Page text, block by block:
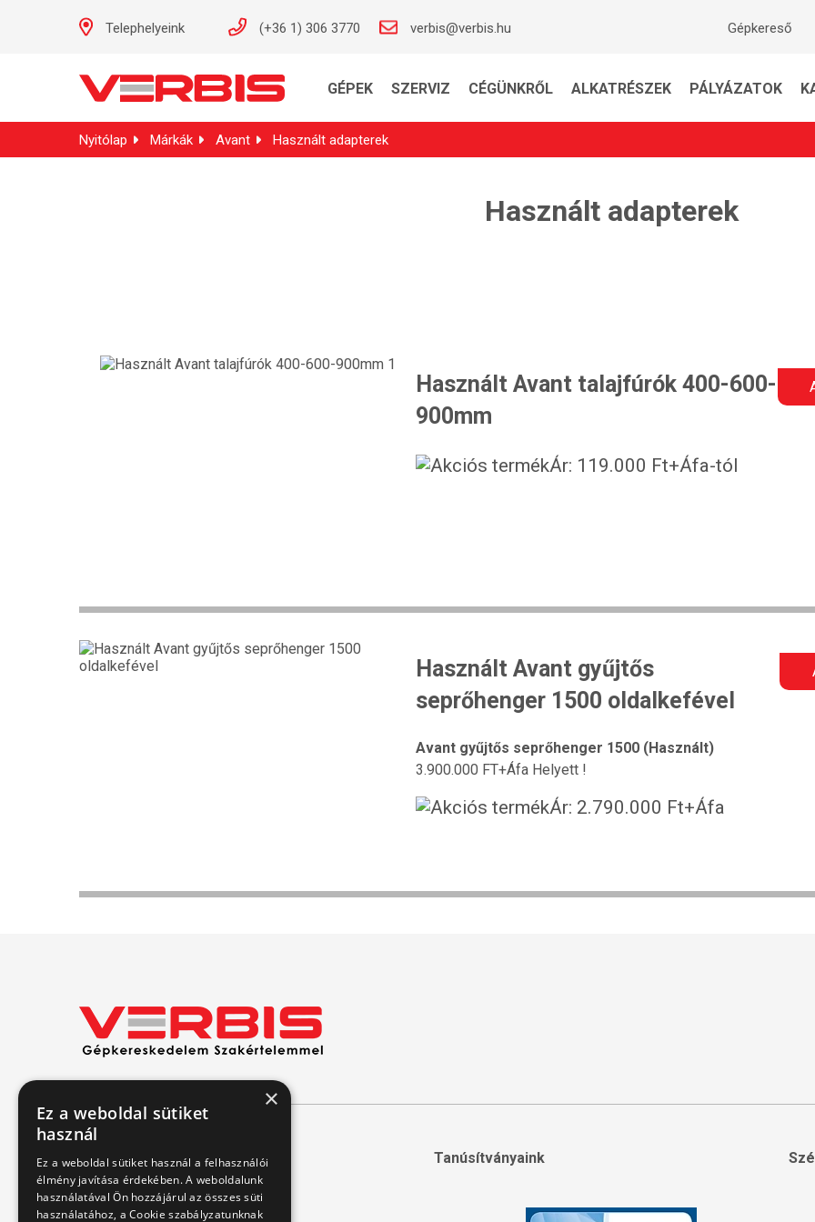
Telephelyeink (+36 1) 306 3770 verbis@verbis.hu Gépkereső
GÉPEK SZERVIZ CÉGÜNKRŐL ALKATRÉSZEK PÁLYÁZATOK
Nyitólap Márkák Avant Használt adapterek
Használt adapterek
Használt Avant talajfúrók 400-600-
900mm
Ár: 119.000 Ft+Áfa-tól
Használt Avant gyűjtős
seprőhenger 1500 oldalkefével
Avant gyűjtős seprőhenger 1500 (Használt)
3.900.000 FT+Áfa Helyett !
Ár: 2.790.000 Ft+Áfa
Kapcsolat
1151 Budapest, Mélyfúró u. 2/E.
Tanúsítványaink
×
Ez a weboldal sütiket
használ
Ez a weboldal sütiket használ a felhasználói
élmény javítása érdekében. A weboldalunk
használatával Ön hozzájárul az összes süti
használatához, a Cookie szabályzatunknak